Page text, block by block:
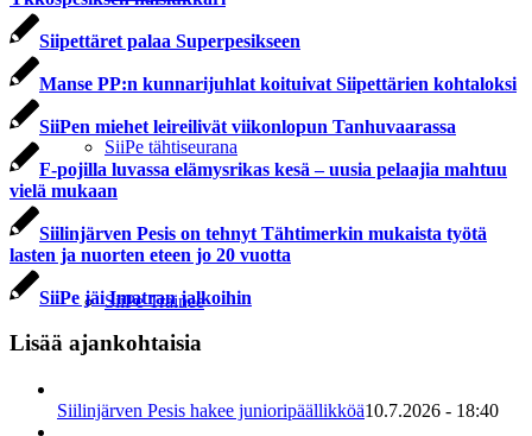
SiiPe tähtiseurana
SiiPe Trainee
Siipettäret palaa Superpesikseen
Manse PP:n kunnarijuhlat koituivat Siipettärien kohtaloksi
SiiPen miehet leireilivät viikonlopun Tanhuvaarassa
F-pojilla luvassa elämysrikas kesä – uusia pelaajia mahtuu
vielä mukaan
Siilinjärven Pesis on tehnyt Tähtimerkin mukaista työtä
lasten ja nuorten eteen jo 20 vuotta
SiiPe jäi Imatran jalkoihin
Lisää ajankohtaisia
Siilinjärven Pesis hakee junioripäällikköä10.7.2026 - 18:40